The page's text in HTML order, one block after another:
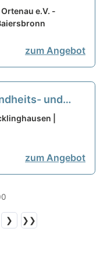
m/d) in
Arbeit
e.V. -
zum Angebot
und
w/d) für die
interessanter
|
zum Angebot
❯ ❯❯